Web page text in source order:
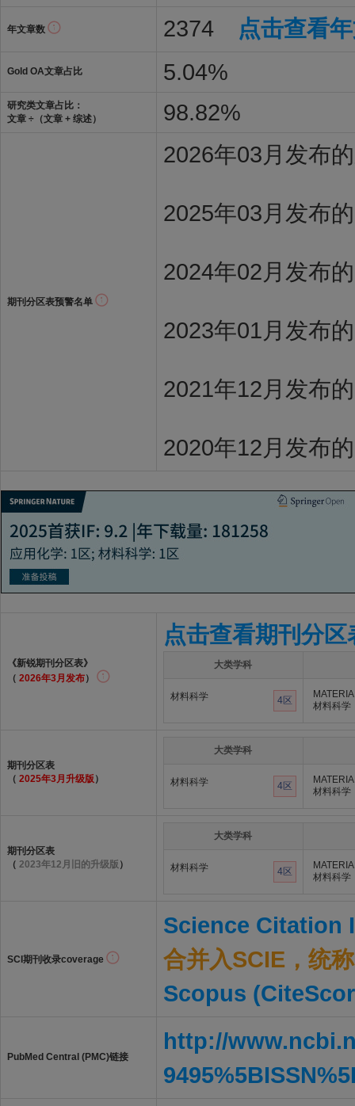
年文章数 2374 点击查看
Gold OA文章占比 5.04%
研究类文章占比：
文章 ÷（文章 + 综述）
98.82%
期刊分区表预警名单
2026年03月发布
2025年03月发布
2024年02月发布
2023年01月发布
2021年12月发布
2020年12月发布
《新锐期刊分区表》
（ 2026年3月发布）
点击查看期刊分区
大类学科
材料科学 4区
材料科学
期刊分区表
（ 2025年3月升级版 ）
大类学科
材料科学 4区
材料科学
期刊分区表
（ 2023年12月旧的升级版 ）
大类学科
材料科学 4区
材料科学
SCI期刊收录coverage
Science Citation
合并入SCIE，统
Scopus
PubMed Central (PMC)链接
http://